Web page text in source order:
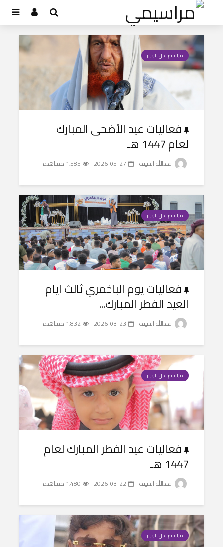
مراسيم غيل باوزير
فعاليات عيد الأضحى المبارك
لعام 1447 هـ
عبدالله السيف 2026-05-27 1٬585 مشاهدة
مراسيم غيل باوزير
فعاليات يوم الباخمري ثالث ايام
العيد الفطر المبارك...
عبدالله السيف 2026-03-23 1٬832 مشاهدة
مراسيم غيل باوزير
فعاليات عيد الفطر المبارك لعام
1447 هـ
عبدالله السيف 2026-03-22 1٬480 مشاهدة
مراسيم غيل باوزير